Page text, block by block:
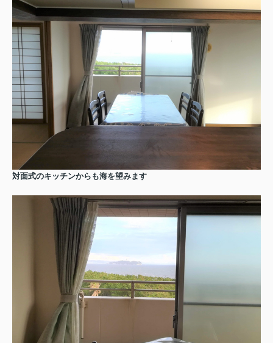
対面式のキッチンからも海を望みます